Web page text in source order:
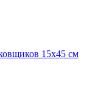
15x45 см